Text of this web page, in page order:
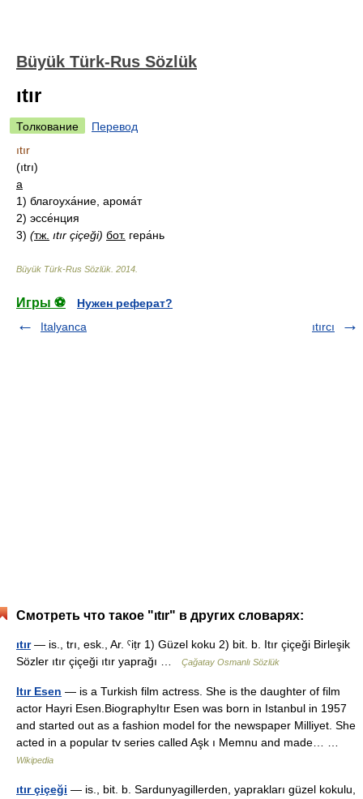
Büyük Türk-Rus Sözlük
ıtır
Толкование
Перевод
ıtır
(ıtrı)
а
1) благоуха́ние, арома́т
2) эссе́нция
3) (тж. ıtır çiçeği) бот. гера́нь
Büyük Türk-Rus Sözlük 2014
Игры ⚽
Нужен реферат?
Italyanca
ıtırcı
Смотреть что такое "ıtır" в других словарях:
ıtır— is., trı, esk., Ar. ˁiṭr 1) Güzel koku 2) bit. b. Itır çiçeği Birleşik
Sözler ıtır çiçeği ıtır yaprağı …
Çağatay Osmanlı Sözlük
Itır Esen — is a Turkish film actress. She is the daughter of film
actor Hayri Esen.BiographyItır Esen was born in Istanbul in 1957
and started out as a fashion model for the newspaper Milliyet. She
acted in a popular tv series called Aşk ı Memnu and made… …
Wikipedia
ıtır çiçeği — is., bit. b. Sardunyagillerden, yaprakları güzel kokulu,